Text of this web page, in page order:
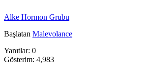
Alke Hormon Grubu
Başlatan Malevolance
Yanıtlar: 0
Gösterim: 4,983